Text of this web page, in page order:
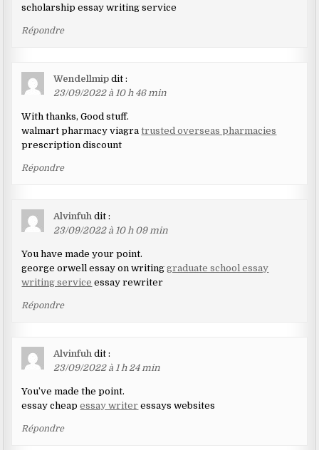
scholarship essay writing service
Répondre
Wendellmip dit :
23/09/2022 à 10 h 46 min
With thanks, Good stuff.
walmart pharmacy viagratrusted overseas pharmacies
prescription discount
Répondre
Alvinfuh dit :
23/09/2022 à 10 h 09 min
You have made your point.
george orwell essay on writinggraduate school essay
writing service essay rewriter
Répondre
Alvinfuh dit :
23/09/2022 à 1 h 24 min
You’ve made the point.
essay cheapessay writer essays websites
Répondre